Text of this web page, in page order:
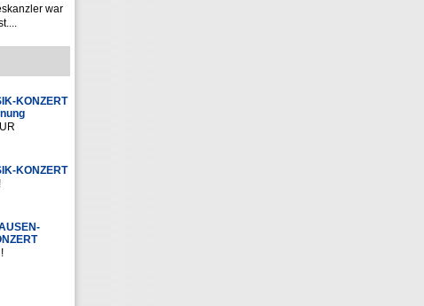
war
KONZERT
KONZERT